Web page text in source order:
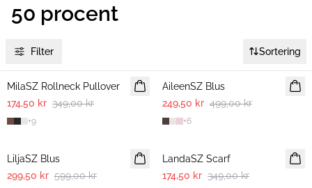
50 procent
Filter Sortering
-50%
MilaSZ Rollneck Pullover
174,50 kr 349,00 kr
+9
AileenSZ Blus
249,50 kr 499,00 kr
+6
LiljaSZ Blus
299,50 kr 599,00 kr
LandaSZ Scarf
174,50 kr 349,00 kr